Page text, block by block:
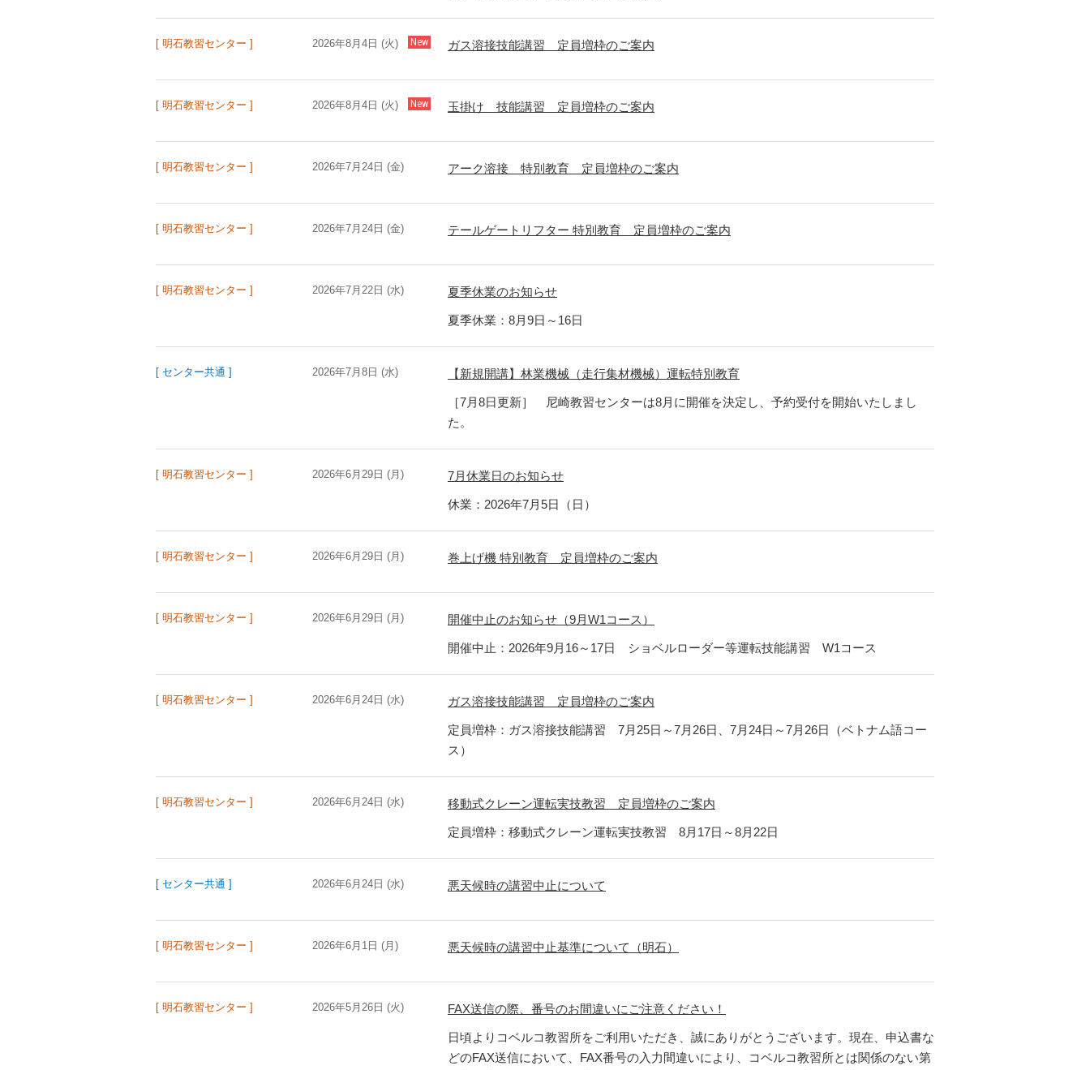
[ 明石教習センター ] 2026年8月4日 (火) ガス溶接技能講習 定員増枠のご案内
[ 明石教習センター ] 2026年8月4日 (火) 玉掛け 技能講習 定員増枠のご案内
[ 明石教習センター ] 2026年7月24日 (金) アーク溶接 特別教育 定員増枠のご案内
[ 明石教習センター ] 2026年7月24日 (金) テールゲートリフター 特別教育 定員増枠のご案内
[ 明石教習センター ] 2026年7月22日 (水) 夏季休業のお知らせ
夏季休業：8月9日～16日
[ センター共通 ] 2026年7月8日 (水) 【新規開講】林業機械（走行集材機械）運転特別教育
［7月8日更新］ 尼崎教習センターは8月に開催を決定し、予約受付を開始いたしまし
た。
[ 明石教習センター ] 2026年6月29日 (月) 7月休業日のお知らせ
休業：2026年7月5日（日）
[ 明石教習センター ] 2026年6月29日 (月) 巻上げ機 特別教育 定員増枠のご案内
[ 明石教習センター ] 2026年6月29日 (月) 開催中止のお知らせ（9月W1コース）
開催中止：2026年9月16～17日 ショベルローダー等運転技能講習 W1コース
[ 明石教習センター ] 2026年6月24日 (水) ガス溶接技能講習 定員増枠のご案内
定員増枠：ガス溶接技能講習 7月25日～7月26日、7月24日～7月26日（ベトナム語コー
ス）
[ 明石教習センター ] 2026年6月24日 (水) 移動式クレーン運転実技教習 定員増枠のご案内
定員増枠：移動式クレーン運転実技教習 8月17日～8月22日
[ センター共通 ] 2026年6月24日 (水) 悪天候時の講習中止について
[ 明石教習センター ] 2026年6月1日 (月) 悪天候時の講習中止基準について（明石）
[ 明石教習センター ] 2026年5月26日 (火) FAX送信の際、番号のお間違いにご注意ください！
日頃よりコベルコ教習所をご利用いただき、誠にありがとうございます。現在、申込書な
どのFAX送信において、FAX番号の入力間違いにより、コベルコ教習所とは関係のない第